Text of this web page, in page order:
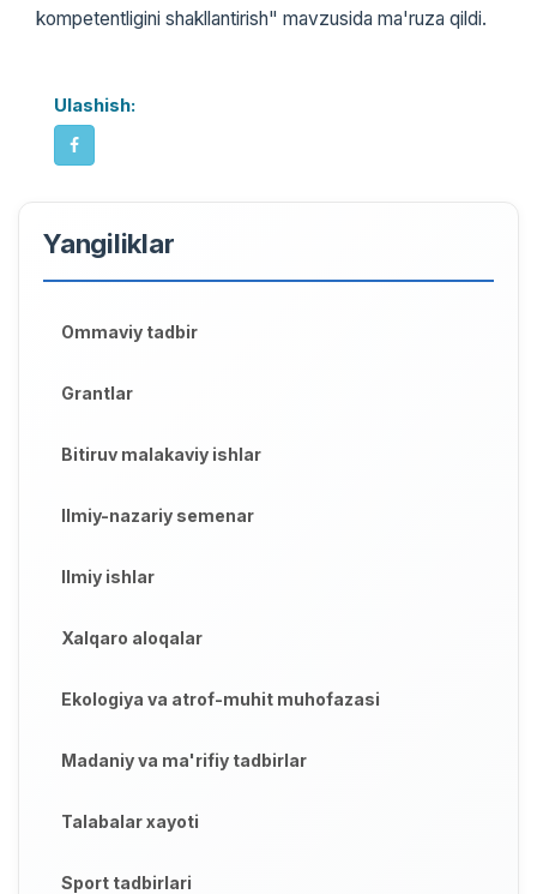
kompetentligini shakllantirish" mavzusida ma'ruza qildi.
Ulashish:
Yangiliklar
Ommaviy tadbir
Grantlar
Bitiruv malakaviy ishlar
Ilmiy-nazariy semenar
Ilmiy ishlar
Xalqaro aloqalar
Ekologiya va atrof-muhit muhofazasi
Madaniy va ma'rifiy tadbirlar
Talabalar xayoti
Sport tadbirlari